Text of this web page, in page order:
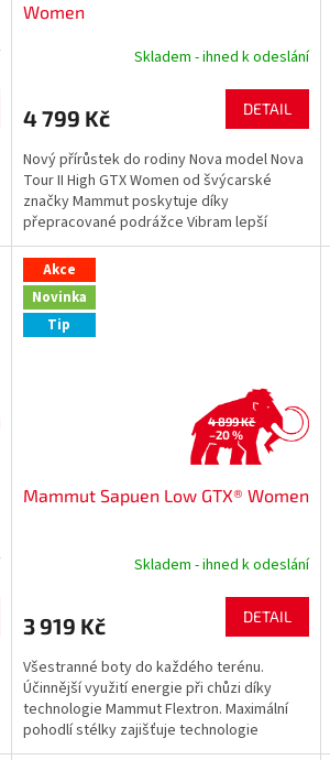
Women
Skladem - ihned k odeslání
4 799 Kč DETAIL
Nový přírůstek do rodiny Nova model Nova
Tour II High GTX Women od švýcarské
značky Mammut poskytuje díky
přepracované podrážce Vibram lepší
oporu a větší...
Akce
Novinka
Tip
4 899 Kč
–20 %
Mammut Sapuen Low GTX® Women
Skladem - ihned k odeslání
3 919 Kč DETAIL
Všestranné boty do každého terénu.
Účinnější využití energie při chůzi díky
technologie Mammut Flextron. Maximální
pohodlí stélky zajišťuje technologie
Georganic 3D. Veškeré...